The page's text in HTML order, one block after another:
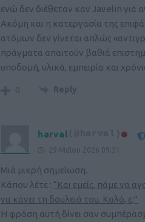
ενώ δεν διέθεταν καν Javelin για
Ακόμη και η κατεργασία της
ατόμων δεν γίνεται απλώς
πράγματα απαιτούν βαθιά
υποδομή, υλικά, εμπειρία και
0 Reply
harval
29 Μαΐου 2026 09:51
Μιά μικρή σημείωση.
Κάπου λέτε : “Και εμείς, πάμε να
να κάνει τη δουλειά του. Καλό, ε;”
Η φράση αυτή δίνει σαν